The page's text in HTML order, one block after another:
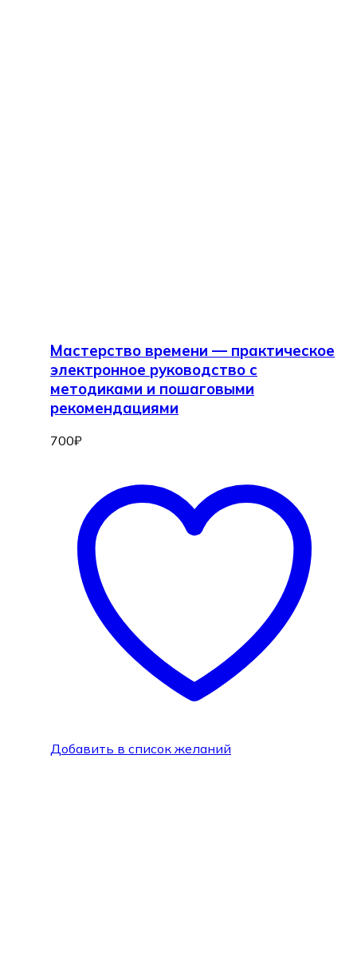
Мастерство времени — практическое
электронное руководство с
методиками и пошаговыми
рекомендациями
700₽
Добавить в список желаний